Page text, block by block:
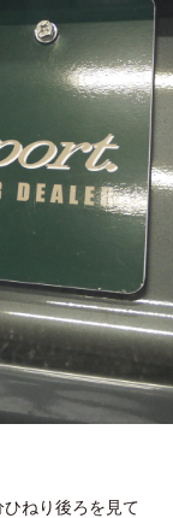
ねり後ろを見て